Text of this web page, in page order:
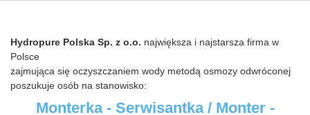
Hydropure Polska Sp. z o.o. największa i najstarsza firma w
Polsce
zajmująca się oczyszczaniem wody metodą osmozy odwróconej
poszukuje osób na stanowisko:
Monterka - Serwisantka / Monter -